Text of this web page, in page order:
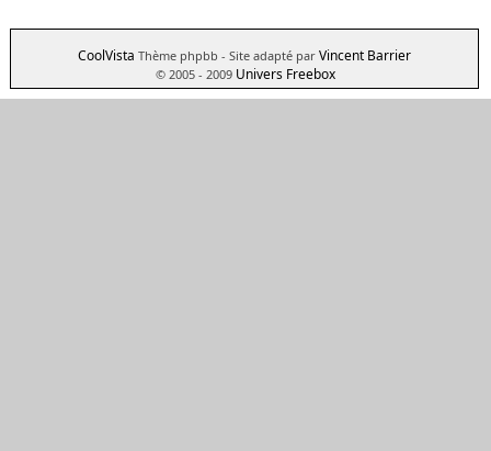
CoolVista Thème phpbb - Site adapté par Vincent Barrier
© 2005 - 2009 Univers Freebox